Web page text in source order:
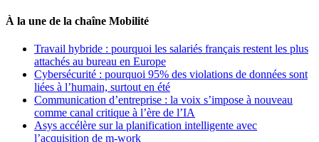
À la une de la chaîne Mobilité
Travail hybride : pourquoi les salariés français restent les plus
attachés au bureau en Europe
Cybersécurité : pourquoi 95% des violations de données sont
liées à l’humain, surtout en été
Communication d’entreprise : la voix s’impose à nouveau
comme canal critique à l’ère de l’IA
Asys accélère sur la planification intelligente avec
l’acquisition de m-work